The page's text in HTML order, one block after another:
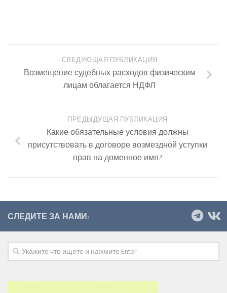
СЛЕДУЮЩАЯ ПУБЛИКАЦИЯ
Возмещение судебных расходов физическим
лицам облагается НДФЛ
ПРЕДЫДУЩАЯ ПУБЛИКАЦИЯ
Какие обязательные условия должны
присутствовать в договоре возмездной уступки
прав на доменное имя?
СЛЕДИТЕ ЗА НАМИ: